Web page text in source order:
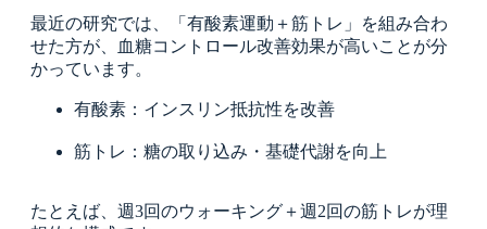
最近の研究では、「有酸素運動＋筋トレ」を組み合わ
せた方が、血糖コントロール改善効果が高いことが分
かっています。
有酸素：インスリン抵抗性を改善
筋トレ：糖の取り込み・基礎代謝を向上
たとえば、週3回のウォーキング＋週2回の筋トレが理